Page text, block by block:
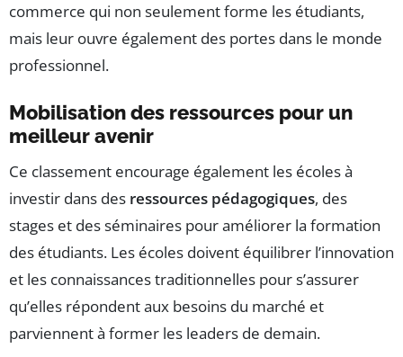
commerce qui non seulement forme les étudiants,
mais leur ouvre également des portes dans le monde
professionnel.
Mobilisation des ressources pour un
meilleur avenir
Ce classement encourage également les écoles à
investir dans des ressources pédagogiques, des
stages et des séminaires pour améliorer la formation
des étudiants. Les écoles doivent équilibrer l’innovation
et les connaissances traditionnelles pour s’assurer
qu’elles répondent aux besoins du marché et
parviennent à former les leaders de demain.